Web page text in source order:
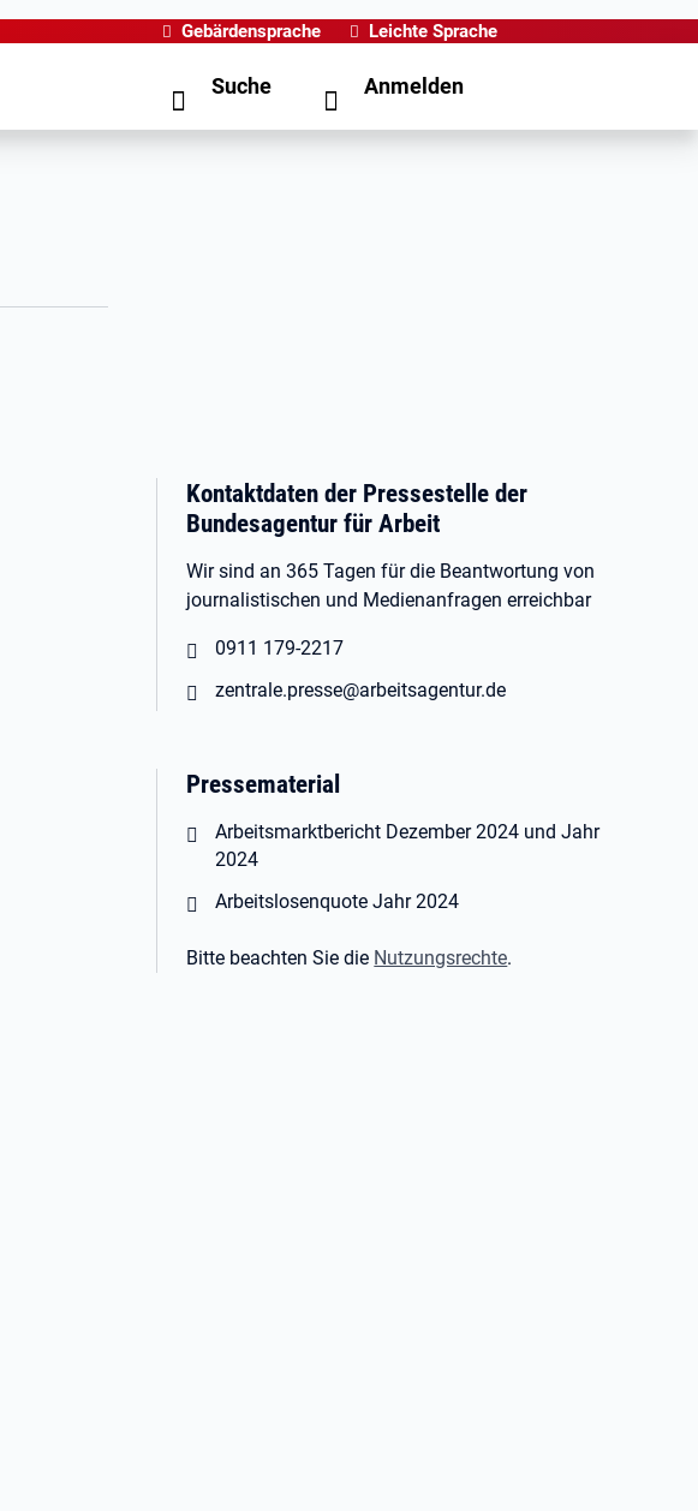
Gebärdensprache Leichte Sprache
Suche Anmelden
Kontaktdaten der Pressestelle der
Bundesagentur für Arbeit
Wir sind an 365 Tagen für die Beantwortung von
journalistischen und Medienanfragen erreichbar
0911 179-2217
zentrale.presse@arbeitsagentur.de
Pressematerial
Öffnet in neuem Tab
Arbeitsmarktbericht Dezember 2024 und Jahr
2024
Öffnet in neuem Tab
Arbeitslosenquote Jahr 2024
Bitte beachten Sie die Nutzungsrechte.